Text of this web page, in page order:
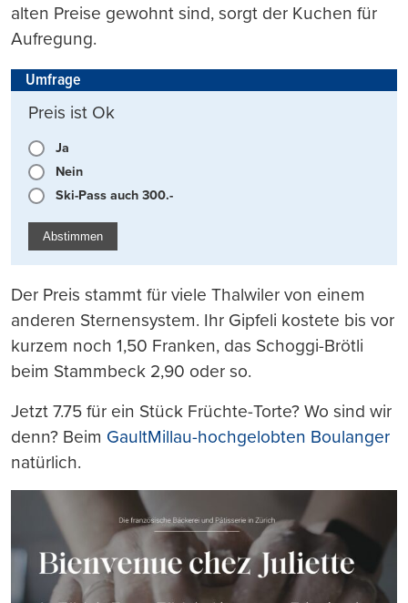
alten Preise gewohnt sind, sorgt der Kuchen für
Aufregung.
Umfrage
Preis ist Ok
Ja
Nein
Ski-Pass auch 300.-
Abstimmen
Der Preis stammt für viele Thalwiler von einem
anderen Sternensystem. Ihr Gipfeli kostete bis vor
kurzem noch 1,50 Franken, das Schoggi-Brötli
beim Stammbeck 2,90 oder so.
Jetzt 7.75 für ein Stück Früchte-Torte? Wo sind wir
denn? Beim GaultMillau-hochgelobten Boulanger
natürlich.